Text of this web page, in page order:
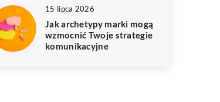
15 lipca 2026
Jak archetypy marki mogą
wzmocnić Twoje strategie
komunikacyjne